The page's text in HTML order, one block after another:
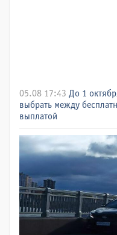
05.08 17:43 До 1
выбрать между
выплатой